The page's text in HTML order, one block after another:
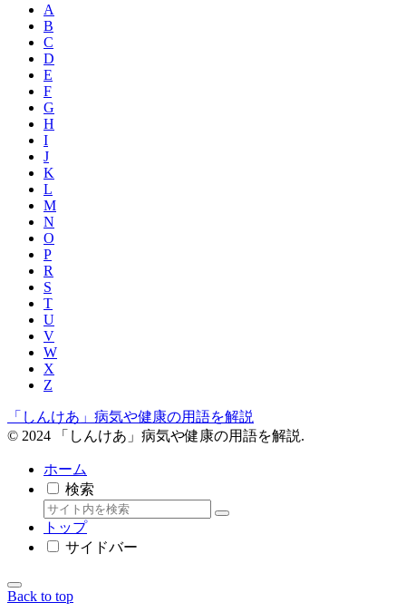
A
B
C
D
E
F
G
H
I
J
K
L
M
N
O
P
R
S
T
U
V
W
X
Z
「しんけあ」病気や健康の用語を解説
© 2024 「しんけあ」病気や健康の用語を解説.
ホーム
検索
トップ
サイドバー
Back to top